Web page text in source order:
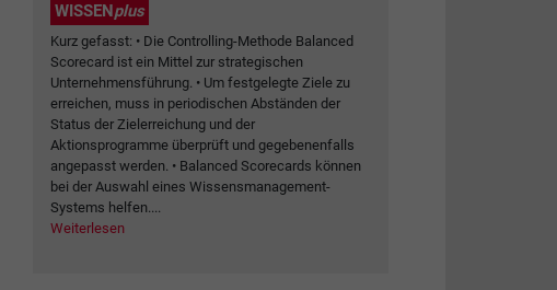
WISSENplus
Kurz gefasst: • Die Controlling-Methode Balanced
Scorecard ist ein Mittel zur strategischen
Unternehmensführung. • Um festgelegte Ziele zu
erreichen, muss in periodischen Abständen der
Status der Zielerreichung und der
Aktionsprogramme überprüft und gegebenenfalls
angepasst werden. • Balanced Scorecards können
bei der Auswahl eines Wissensmanagement-
Systems helfen....
Weiterlesen